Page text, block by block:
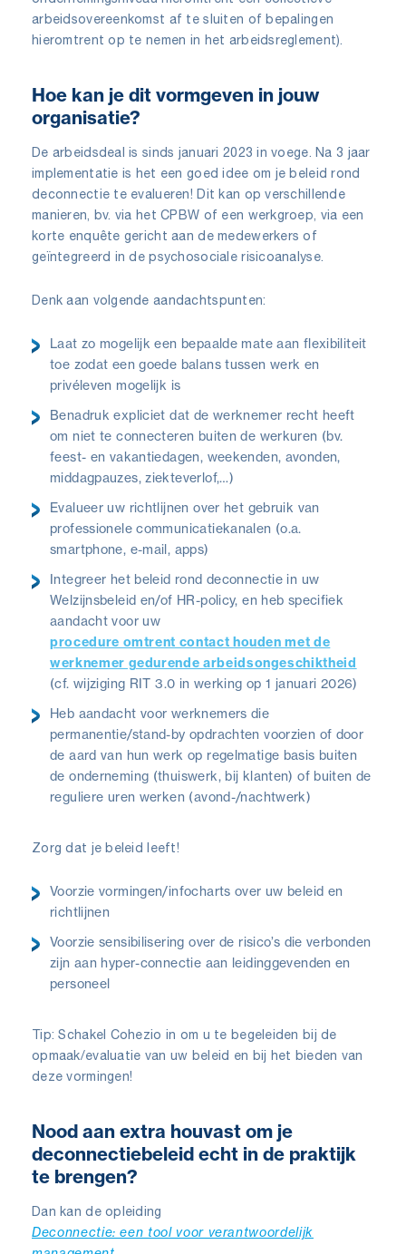
arbeidsovereenkomst af te sluiten of bepalingen
hieromtrent op te nemen in het arbeidsreglement).
Hoe kan je dit vormgeven in jouw
organisatie?
De arbeidsdeal is sinds januari 2023 in voege. Na 3 jaar
implementatie is het een goed idee om je beleid rond
deconnectie te evalueren! Dit kan op verschillende
manieren, bv. via het CPBW of een werkgroep, via een
korte enquête gericht aan de medewerkers of
geïntegreerd in de psychosociale risicoanalyse.
Denk aan volgende aandachtspunten:
Laat zo mogelijk een bepaalde mate aan flexibiliteit
toe zodat een goede balans tussen werk en
privéleven mogelijk is
Benadruk expliciet dat de werknemer recht heeft
om niet te connecteren buiten de werkuren (bv.
feest- en vakantiedagen, weekenden, avonden,
middagpauzes, ziekteverlof,…)
Evalueer uw richtlijnen over het gebruik van
professionele communicatiekanalen (o.a.
smartphone, e-mail, apps)
Integreer het beleid rond deconnectie in uw
Welzijnsbeleid en/of HR-policy, en heb specifiek
aandacht voor uw
procedure omtrent contact houden met de
werknemer gedurende arbeidsongeschiktheid
(cf. wijziging RIT 3.0 in werking op 1 januari 2026)
Heb aandacht voor werknemers die
permanentie/stand-by opdrachten voorzien of door
de aard van hun werk op regelmatige basis buiten
de onderneming (thuiswerk, bij klanten) of buiten de
reguliere uren werken (avond-/nachtwerk)
Zorg dat je beleid leeft!
Voorzie vormingen/infocharts over uw beleid en
richtlijnen
Voorzie sensibilisering over de risico’s die verbonden
zijn aan hyper-connectie aan leidinggevenden en
personeel
Tip: Schakel Cohezio in om u te begeleiden bij de
opmaak/evaluatie van uw beleid en bij het bieden van
deze vormingen!
Nood aan extra houvast om je
deconnectiebeleid echt in de praktijk
te brengen?
Dan kan de opleiding
Deconnectie: een tool voor verantwoordelijk